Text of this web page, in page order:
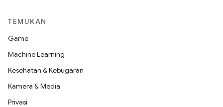
TEMUKAN
Game
Machine Learning
Kesehatan & Kebugaran
Kamera & Media
Privasi